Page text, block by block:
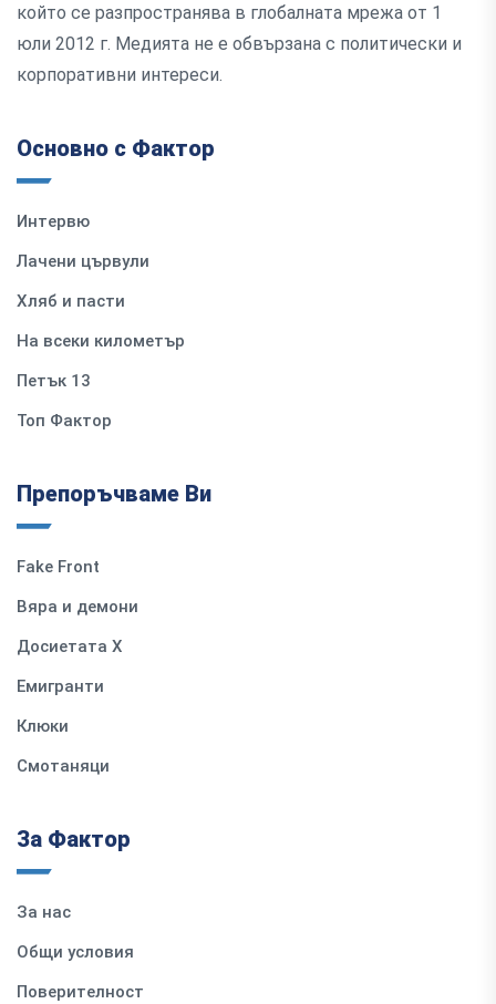
който се разпространява в глобалната мрежа от 1
юли 2012 г. Медията не е обвързана с политически и
корпоративни интереси.
Основно с Фактор
Интервю
Лачени цървули
Хляб и пасти
На всеки километър
Петък 13
Топ Фактор
Препоръчваме Ви
Fake Front
Вяра и демони
Досиетата Х
Емигранти
Клюки
Смотаняци
За Фактор
За нас
Общи условия
Поверителност